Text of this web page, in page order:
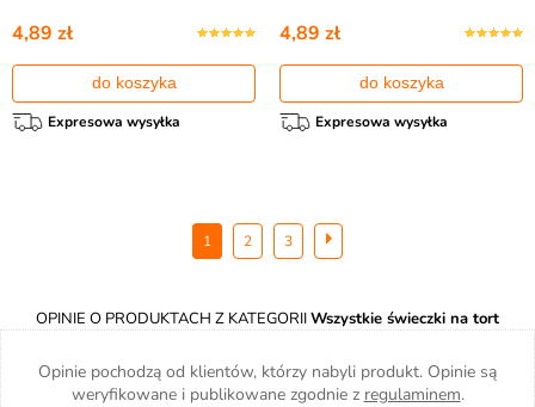
4,89 zł
do koszyka
Expresowa wysyłka
4,89 zł
do koszyka
Expresowa wysyłka
1 2 3
OPINIE O PRODUKTACH Z KATEGORIIWszystkie świeczki na tort
Opinie pochodzą od klientów, którzy nabyli produkt. Opinie są
weryfikowane i publikowane zgodnie z regulaminem.